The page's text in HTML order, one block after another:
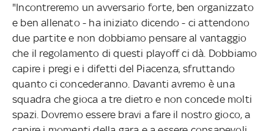
"Incontreremo un avversario forte, ben organizzato
e ben allenato - ha iniziato dicendo - ci attendono
due partite e non dobbiamo pensare al vantaggio
che il regolamento di questi playoff ci dà. Dobbiamo
capire i pregi e i difetti del Piacenza, sfruttando
quanto ci concederanno. Davanti avremo è una
squadra che gioca a tre dietro e non concede molti
spazi. Dovremo essere bravi a fare il nostro gioco, a